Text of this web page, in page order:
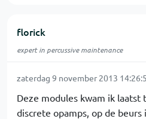
florick
expert in percussive maintenance
zaterdag 9 november 2013
Deze modules kwam ik laatst
discrete opamps, op de beurs